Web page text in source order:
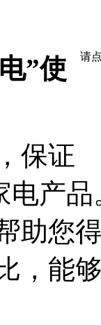
”使
保证
电产品
助您
，能